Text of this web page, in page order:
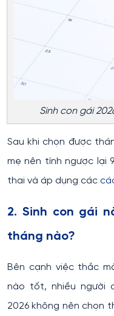
Sinh con gái
Sau khi chọn được
mẹ nên tính ngược lại
thai và áp dụng các
2. Sinh con gái
tháng nào?
Bên cạnh việc thắc
nào tốt, nhiều người
2026 không nên chọn